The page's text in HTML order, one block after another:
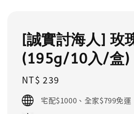
[誠實討海人] 玫
(195g/10入/盒)
Regular
price
NT$ 239
宅配$1000、全家$799免運